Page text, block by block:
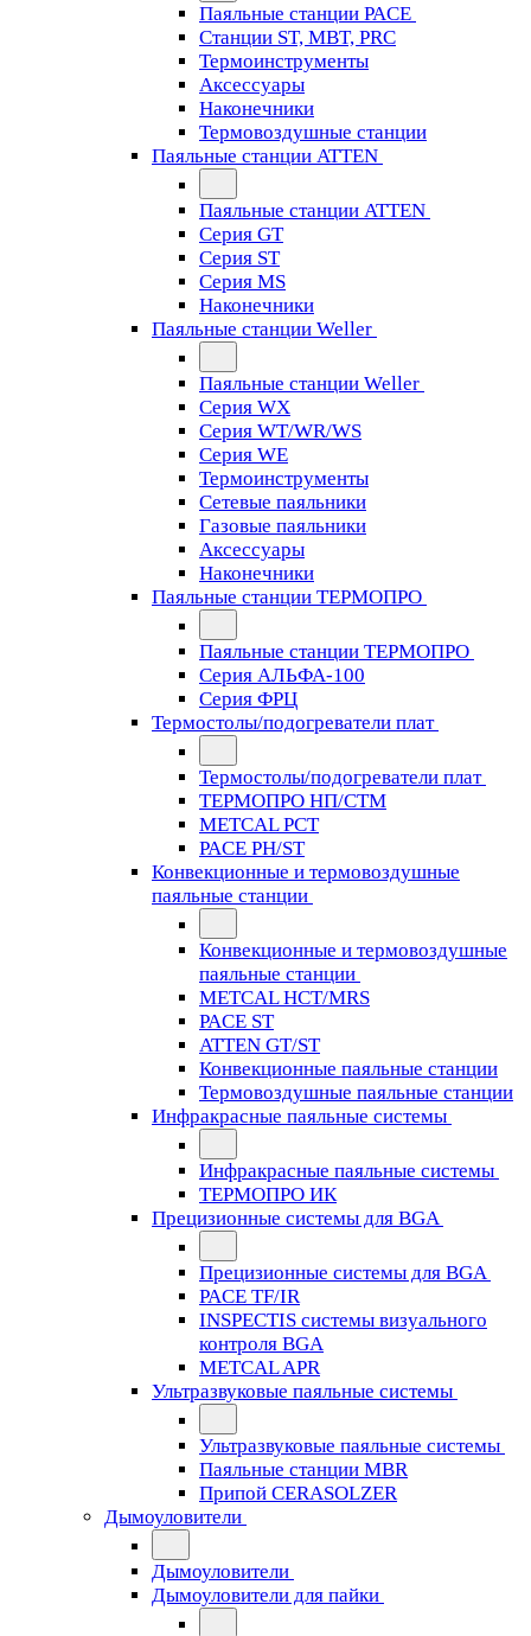
Паяльные станции PACE
Станции ST, MBT, PRC
Термоинструменты
Аксессуары
Наконечники
Термовоздушные станции
Паяльные станции ATTEN
Паяльные станции ATTEN
Серия GT
Серия ST
Серия MS
Наконечники
Паяльные станции Weller
Паяльные станции Weller
Серия WX
Серия WT/WR/WS
Серия WE
Термоинструменты
Сетевые паяльники
Газовые паяльники
Аксессуары
Наконечники
Паяльные станции ТЕРМОПРО
Паяльные станции ТЕРМОПРО
Серия АЛЬФА-100
Серия ФРЦ
Термостолы/подогреватели плат
Термостолы/подогреватели плат
ТЕРМОПРО НП/СТМ
METCAL PCT
PACE PH/ST
Конвекционные и термовоздушные
паяльные станции
Конвекционные и термовоздушные
паяльные станции
METCAL HCT/MRS
PACE ST
ATTEN GT/ST
Конвекционные паяльные станции
Термовоздушные паяльные станции
Инфракрасные паяльные системы
Инфракрасные паяльные системы
ТЕРМОПРО ИК
Прецизионные системы для BGA
Прецизионные системы для BGA
PACE TF/IR
INSPECTIS системы визуального
контроля BGA
METCAL APR
Ультразвуковые паяльные системы
Ультразвуковые паяльные системы
Паяльные станции MBR
Припой CERASOLZER
Дымоуловители
Дымоуловители
Дымоуловители для пайки